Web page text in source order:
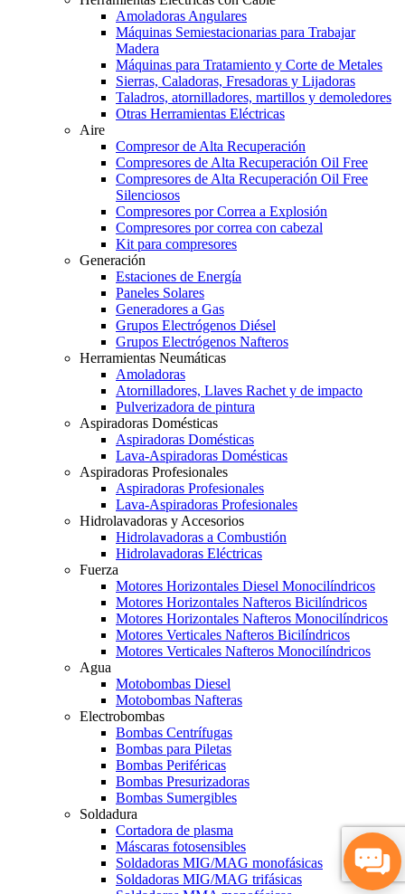
Amoladoras Angulares
Máquinas Semiestacionarias para Trabajar
Madera
Máquinas para Tratamiento y Corte de Metales
Sierras, Caladoras, Fresadoras y Lijadoras
Taladros, atornilladores, martillos y demoledores
Otras Herramientas Eléctricas
Aire
Compresor de Alta Recuperación
Compresores de Alta Recuperación Oil Free
Compresores de Alta Recuperación Oil Free
Silenciosos
Compresores por Correa a Explosión
Compresores por correa con cabezal
Kit para compresores
Generación
Estaciones de Energía
Paneles Solares
Generadores a Gas
Grupos Electrógenos Diésel
Grupos Electrógenos Nafteros
Herramientas Neumáticas
Amoladoras
Atornilladores, Llaves Rachet y de impacto
Pulverizadora de pintura
Aspiradoras Domésticas
Aspiradoras Domésticas
Lava-Aspiradoras Domésticas
Aspiradoras Profesionales
Aspiradoras Profesionales
Lava-Aspiradoras Profesionales
Hidrolavadoras y Accesorios
Hidrolavadoras a Combustión
Hidrolavadoras Eléctricas
Fuerza
Motores Horizontales Diesel Monocilíndricos
Motores Horizontales Nafteros Bicilíndricos
Motores Horizontales Nafteros Monocilíndricos
Motores Verticales Nafteros Bicilíndricos
Motores Verticales Nafteros Monocilíndricos
Agua
Motobombas Diesel
Motobombas Nafteras
Electrobombas
Bombas Centrífugas
Bombas para Piletas
Bombas Periféricas
Bombas Presurizadoras
Bombas Sumergibles
Soldadura
Cortadora de plasma
Máscaras fotosensibles
Soldadoras MIG/MAG monofásicas
Soldadoras MIG/MAG trifásicas